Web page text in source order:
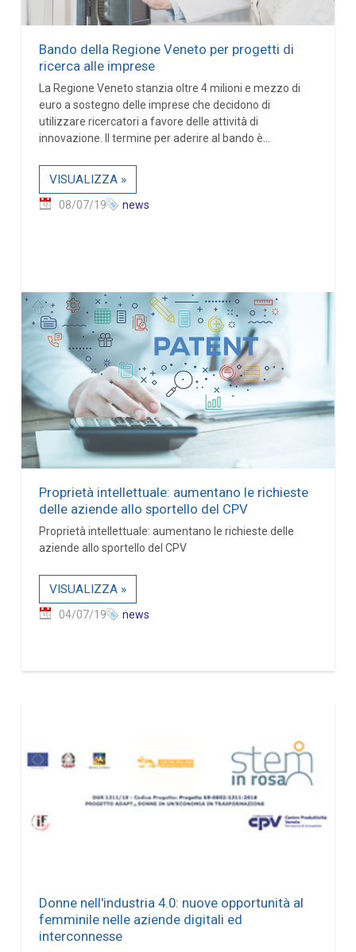
Bando della Regione Veneto per progetti di
ricerca alle imprese
La Regione Veneto stanzia oltre 4 milioni e mezzo di
euro a sostegno delle imprese che decidono di
utilizzare ricercatori a favore delle attività di
innovazione. Il termine per aderire al bando è...
VISUALIZZA »
08/07/19 news
Proprietà intellettuale: aumentano le richieste
delle aziende allo sportello del CPV
Proprietà intellettuale: aumentano le richieste delle
aziende allo sportello del CPV
VISUALIZZA »
04/07/19 news
Donne nell'industria 4.0: nuove opportunità al
femminile nelle aziende digitali ed
interconnesse